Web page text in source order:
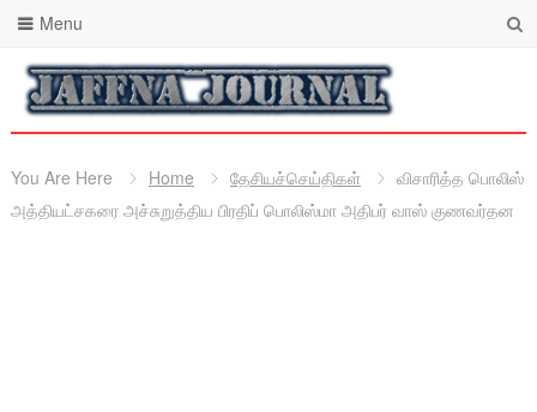
Menu
You Are Here Home தேசியச்செய்திகள்
விசாரித்த பொலிஸ்
அத்தியட்சகரை அச்சுறுத்திய பிரதிப் பொலிஸ்மா அதிபர் வாஸ் குணவர்தன